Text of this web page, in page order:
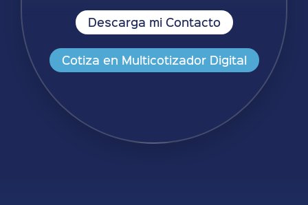
Descarga mi Contacto
Cotiza en Multicotizador Digital